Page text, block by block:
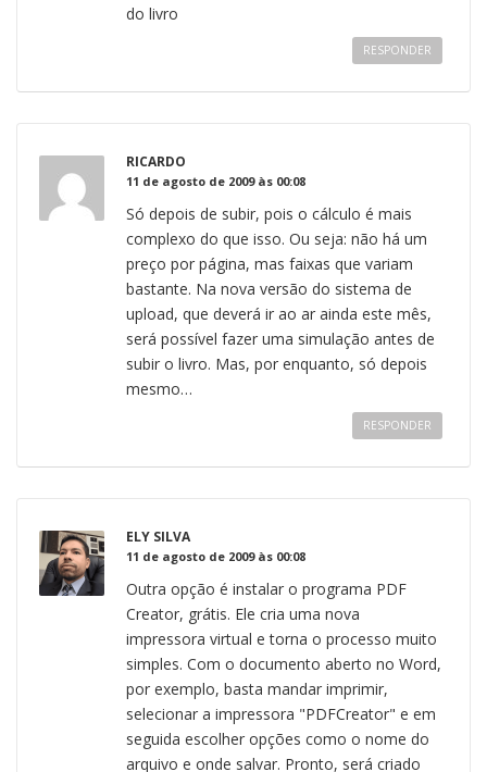
do livro
RESPONDER
RICARDO
11 de agosto de 2009 às 00:08
Só depois de subir, pois o cálculo é mais
complexo do que isso. Ou seja: não há um
preço por página, mas faixas que variam
bastante. Na nova versão do sistema de
upload, que deverá ir ao ar ainda este mês,
será possível fazer uma simulação antes de
subir o livro. Mas, por enquanto, só depois
mesmo…
RESPONDER
ELY SILVA
11 de agosto de 2009 às 00:08
Outra opção é instalar o programa PDF
Creator, grátis. Ele cria uma nova
impressora virtual e torna o processo muito
simples. Com o documento aberto no Word,
por exemplo, basta mandar imprimir,
selecionar a impressora "PDFCreator" e em
seguida escolher opções como o nome do
arquivo e onde salvar. Pronto, será criado